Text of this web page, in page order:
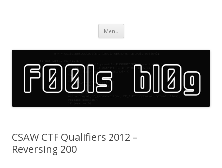
Menu Skip
content
CSAW CTF Qualifiers 2012 –
Reversing 200